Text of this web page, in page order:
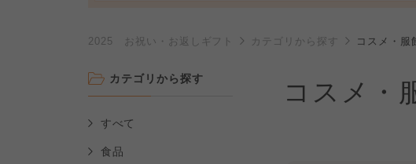
2025 お祝い・お返しギフト カテゴリから探す コスメ・服
カテゴリから探す
すべて
食品
コスメ・